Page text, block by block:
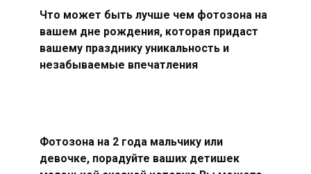
Что может быть лучше чем фотозона на
вашем дне рождения, которая придаст
вашему празднику уникальность и
незабываемые впечатления
Фотозона на 2 года мальчику или
девочке, порадуйте ваших детишек